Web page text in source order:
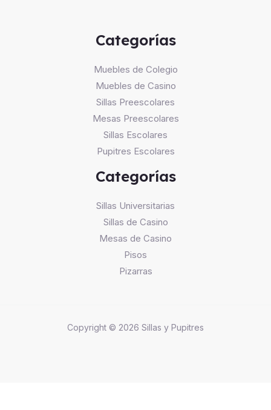
Categorías
Muebles de Colegio
Muebles de Casino
Sillas Preescolares
Mesas Preescolares
Sillas Escolares
Pupitres Escolares
Categorías
Sillas Universitarias
Sillas de Casino
Mesas de Casino
Pisos
Pizarras
Copyright © 2026 Sillas y Pupitres